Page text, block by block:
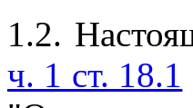
1.2.
ч. 1 ст. 18.1